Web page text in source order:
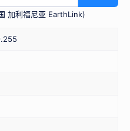
加利福尼亚 EarthLink)